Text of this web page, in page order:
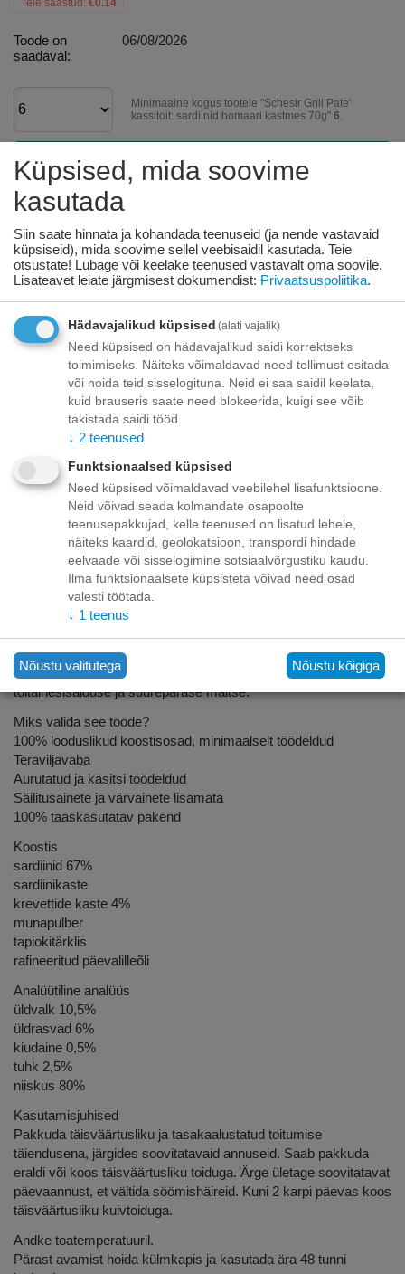
Teie säästud: €0.14
Toode on
saadaval:
06/08/2026
Minimaalne kogus tootele "Schesir Grill Pate'
kassitoit: sardiinid homaari kastmes 70g" 6.
Korvis
Lisage sooviloendisse
Kohaletoimetamine
Tasuta kohaletoimetamine teie ukse taha tellimustele üle
Saatmiskulud kuni 69,99 eurot:
Venipaki kullerteenus – 10.00 EUR
Unisend pakiautomaat - 3,50 eurot
Omniva pakiautomaat - 5,00 eurot
Makse
Kirjeldus
Täiendav toit täiskasvanud kassidele
Kassid armastavad kalu ja Schesir teab seda hästi. Meie
retsept on valmistatud päris sardiinidest, mis on tükeldatud ja
keedetud maitsvas, niisutavas kastmes, mis muutub uueks
lemmiktoiduks - kass ei saa enam ilma selleta hakkama. Tänu
õrnale toiduvalmistamisele ja käsitsi töötlemisele säilitab toode
oma organoleptilised omadused, tagades maksimaalse
toitainesisalduse ja suurepärase maitse.
Miks valida see toode?
100% looduslikud koostisosad, minimaalselt töödeldud
Teraviljavaba
Aurutatud ja käsitsi töödeldud
Säilitusainete ja värvainete lisamata
100% taaskasutatav pakend
Koostis
sardiinid 67%
sardiinikaste
krevettide kaste 4%
munapulber
tapiokitärklis
rafineeritud päevalilleõli
Analüütiline analüüs
üldvalk 10,5%
üldrasvad 6%
kiudaine 0,5%
tuhk 2,5%
niiskus 80%
Kasutamisjuhised
Pakkuda täisväärtusliku ja tasakaalustatud toitumise
täiendusena, järgides soovitatavaid annuseid. Saab pakkuda
eraldi või koos täisväärtusliku toiduga. Ärge ületage soovitatavat
päevaannust, et vältida söömishäireid. Kuni 2 karpi päevas koos
täisväärtusliku kuivtoiduga.
Andke toatemperatuuril.
Pärast avamist hoida külmkapis ja kasutada ära 48 tunni
Küpsised, mida soovime
kasutada
Siin saate hinnata ja kohandada teenuseid (ja nende vastavaid
küpsiseid), mida soovime sellel veebisaidil kasutada. Teie
otsustate! Lubage või keelake teenused vastavalt oma soovile.
Lisateavet leiate järgmisest dokumendist: Privaatsuspoliitika.
Hädavajalikud küpsised (alati vajalik)
Need küpsised on hädavajalikud saidi korrektseks
toimimiseks. Näiteks võimaldavad need tellimust esitada
või hoida teid sisselogituna. Neid ei saa saidil keelata,
kuid brauseris saate need blokeerida, kuigi see võib
takistada saidi tööd.
↓ 2 teenused
Funktsionaalsed küpsised
Need küpsised võimaldavad veebilehel lisafunktsioone.
Neid võivad seada kolmandate osapoolte
teenusepakkujad, kelle teenused on lisatud lehele,
näiteks kaardid, geolokatsioon, transpordi hindade
eelvaade või sisselogimine sotsiaalvõrgustiku kaudu.
Ilma funktsionaalsete küpsisteta võivad need osad
valesti töötada.
↓ 1 teenus
Nõustu valitutega Nõustu kõigiga